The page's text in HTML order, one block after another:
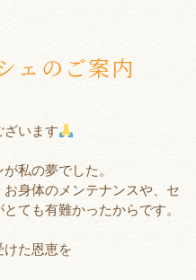
ェのご案内
ざいます
私の夢でした。
身体のメンテナンスや、セ
ても有難かったからです。
けた恩恵を